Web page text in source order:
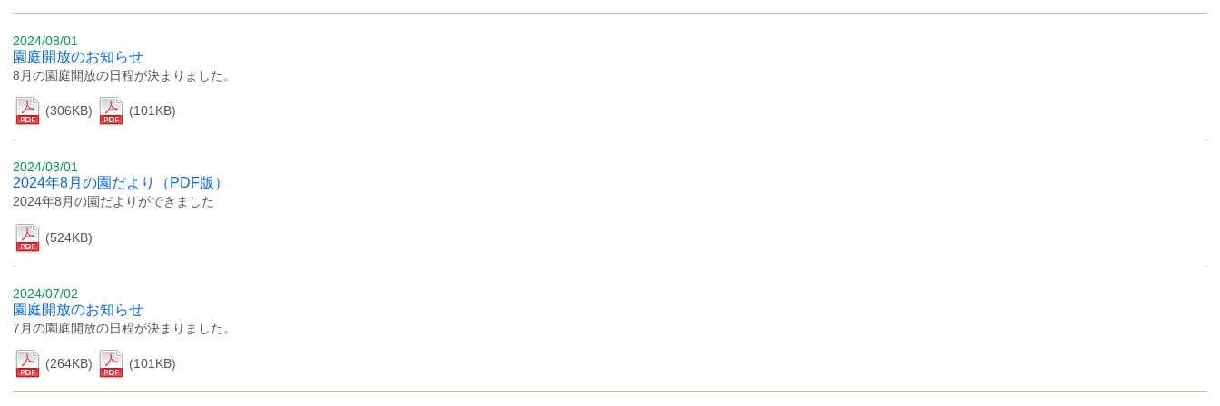
2024/08/01
園庭開放のお知らせ
8月の園庭開放の日程が決まりました。
(306KB) (101KB)
2024/08/01
2024年8月の園だより（PDF版）
2024年8月の園だよりができました
(524KB)
2024/07/02
園庭開放のお知らせ
7月の園庭開放の日程が決まりました。
(264KB) (101KB)